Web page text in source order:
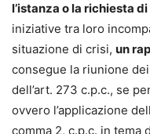
l’istanza o la richiesta
iniziative tra loro
situazione di crisi, un
consegue la riunione
dell’art. 273 c.p.c., se
ovvero l’applicazione
comma 2, c.p.c. in tema